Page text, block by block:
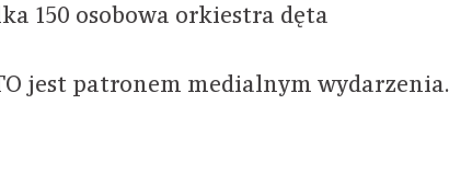
150 osobowa orkiestra dęta
jest patronem medialnym wydarzenia.